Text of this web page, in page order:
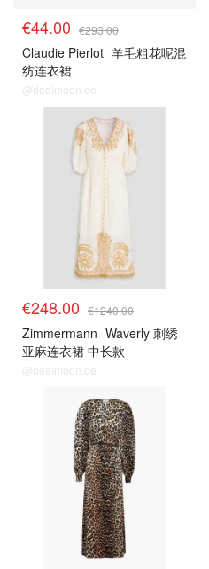
€44.00 €293.00
Claudie Pierlot 羊毛粗花呢混
纺连衣裙
@dealmoon.de
€248.00 €1240.00
Zimmermann Waverly 刺绣
亚麻连衣裙 中长款
@dealmoon.de